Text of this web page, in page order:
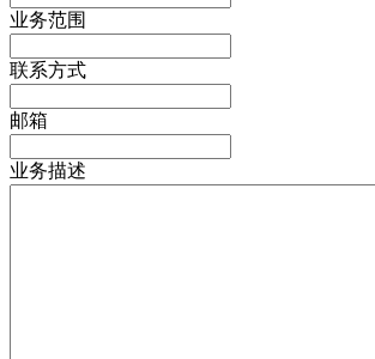
业务范围
联系方式
邮箱
业务描述